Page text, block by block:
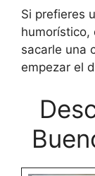
Si prefieres
humorístico,
sacarle una
empezar el